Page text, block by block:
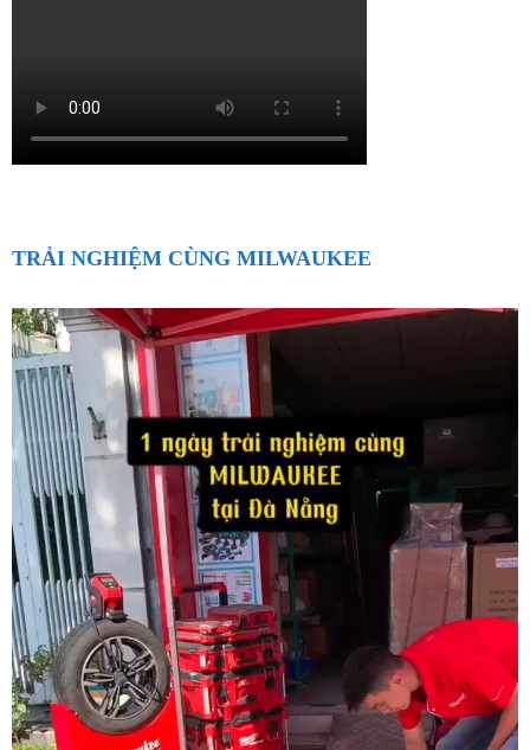
TRẢI NGHIỆM CÙNG MILWAUKEE